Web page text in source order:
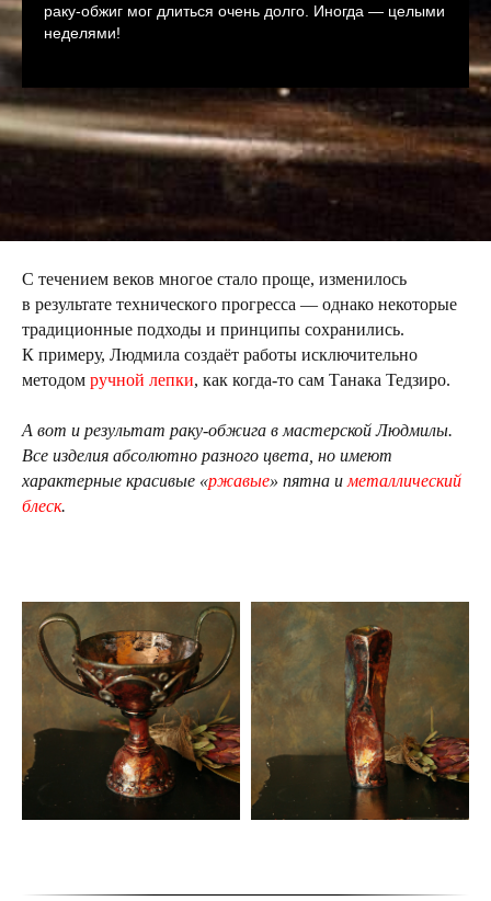
раку-обжиг мог длиться очень долго. Иногда — целыми
неделями!
С течением веков многое стало проще, изменилось
в результате технического прогресса — однако некоторые
традиционные подходы и принципы сохранились.
К примеру, Людмила создаёт работы исключительно
методом ручной лепки, как когда-то сам Танака Тедзиро.
А вот и результат раку-обжига в мастерской Людмилы.
Все изделия абсолютно разного цвета, но имеют
характерные красивые «ржавые» пятна и металлический
блеск.